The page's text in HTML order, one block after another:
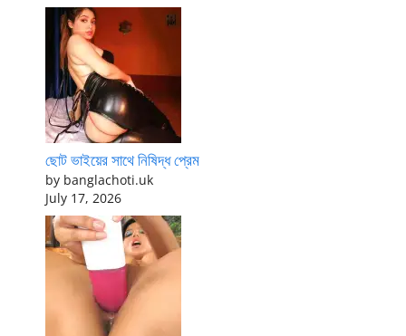
ছোট ভাইয়ের সাথে নিষিদ্ধ প্রেম
by banglachoti.uk
July 17, 2026